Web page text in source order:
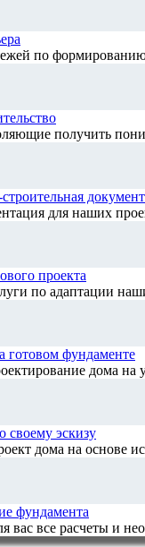
по
получить
для наших
проекта
по адаптации
готовом фундаменте
дома
своему эскизу
дома на основе
фундамента
вас все расчеты и